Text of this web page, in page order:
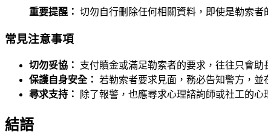
重要提醒： 切勿自行刪除任何相關資料，即使是勒索
常見注意事項
切勿妥協：
支付贖金或滿足勒索者的要求，往往只會助
保護自身安全： 若勒索者要求見面，務必告知警方，並
尋求支持：
除了報警，也應尋求心理諮詢師或社工的心
結語